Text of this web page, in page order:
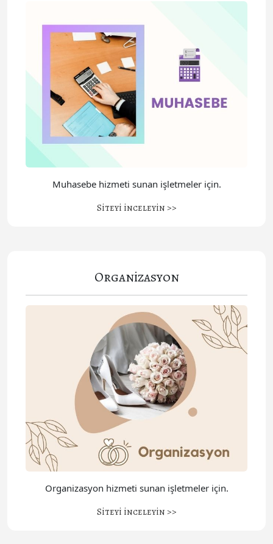
Muhasebe hizmeti sunan işletmeler için.
Siteyi inceleyin >>
Organizasyon
Organizasyon hizmeti sunan işletmeler için.
Siteyi inceleyin >>